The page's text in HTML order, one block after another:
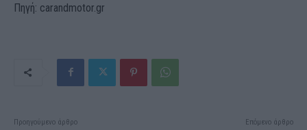
Πηγή: carandmotor.gr
Προηγούμενο άρθρο Επόμενο άρθρο